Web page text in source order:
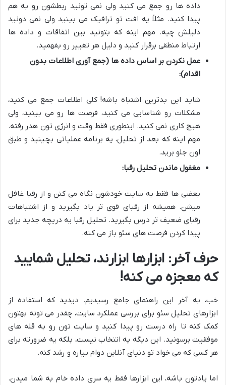
داده ها رو جمع می کنید ولی نمی تونید ربطشون رو به هم
پیدا کنید. مثلاً یه افت تو ترافیک می بینید ولی نمی دونید
دلیلش چیه. مهم اینه که بتونید بین اتفاقات و داده ها
ارتباط منطقی برقرار کنید و دلیل هر تغییر رو بفهمید.
عمل نکردن بر اساس داده ها (جمع آوری اطلاعات بدون
اقدام):
شاید این بدترین اشتباه باشه! کلی اطلاعات جمع می کنید،
مشکلات رو شناسایی می کنید، فرصت ها رو می بینید، ولی
هیچ کاری نمی کنید. اینطوری فقط وقت و انرژی تون هدر رفته.
مهم اینه که بعد از تحلیل، یه برنامه عملیاتی بچینید و طبق
اون جلو برید.
مغفول ماندن تحلیل رقبا:
بعضی ها فقط به سایت خودشون نگاه می کنن و از رقبا غافل
میشن. همیشه از رقبای قوی تر یاد بگیرید و از اشتباهات
رقبای ضعیف تر درس بگیرید. تحلیل رقبا یه دریچه جدید برای
پیدا کردن فرصت های سئو باز می کنه.
حرف آخر: ابزارها ابزارند، تحلیل شمایید
که معجزه می کنه!
خب، به آخر این راهنمای جامع رسیدیم. دیدید که استفاده از
ابزارهای تحلیل سئو برای بررسی عملکرد سایت، چقدر می تونه بهتون
کمک کنه تا راه درست رو پیدا کنید و سایت تون رو به قله های
موفقیت برسونید. این دیگه یه انتخاب نیست، بلکه یه ضرورته برای
هر کسی که می خواد تو دنیای آنلاین دوام بیاره و رشد کنه.
اما یادتون باشه، این ابزارها فقط یه سری داده خام به شما میدن.